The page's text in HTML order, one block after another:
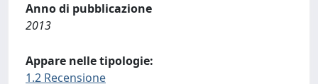
Anno di pubblicazione
2013
Appare nelle tipologie:
1.2 Recensione